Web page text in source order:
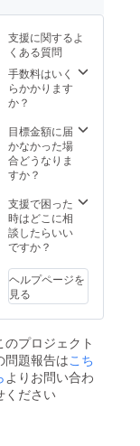
ネーム
でも構
いませ
んが１
０文字
以内と
きま
す。 ３.
ご支援
念オリ
ジナル
缶バッ
ジ」を
供！！
月まで
に郵送
いたし
ますの
でご支
援時に
送り先
供！！
※１０
月まで
に郵送
いたし
ますの
送り先
をお知
らせく
「ヒア
シン
ス」の
エンド
に「映
者のみ
なさ
してお
名前を
掲載さ
せてい
に「映
画支援
者のみ
なさ
ま」と
してお
せてい
ただき
ます。
ルに掲
載させ
ていた
だく お
メール
にてお
知らせ
くださ
ご
支援
時〜9月
までに
頂けれ
督の
トイン
タ
ビュー
も掲載
容で
す。 ２.
「Audie
へのご
参加
10
月にオ
ンで
「ヒヤ
シン
ス」第
編集を
ご覧い
ただき
ます。
支援に関するよ
くある質問
手数料はいく
らかかります
か？
目標金額に届
かなかった場
合どうなりま
すか？
支援で困った
時はどこに相
談したらいい
ですか？
ヘルプページを
見る
のプロジェクト
問題報告はこち
よりお問い合わ
ください